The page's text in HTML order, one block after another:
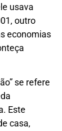
usava
outro
economias
se refere
Este
casa,